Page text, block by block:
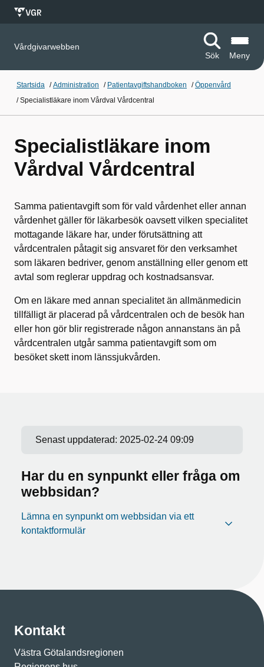
Vårdgivarwebben
Sök
Meny
Startsida /Administration / Patientavgiftshandboken /Öppenvård
/Specialistläkare inom Vårdval Vårdcentral
Specialistläkare inom
Vårdval Vårdcentral
Samma patientavgift som för vald vårdenhet eller annan
vårdenhet gäller för läkarbesök oavsett vilken specialitet
mottagande läkare har, under förutsättning att
vårdcentralen påtagit sig ansvaret för den verksamhet
som läkaren bedriver, genom anställning eller genom ett
avtal som reglerar uppdrag och kostnadsansvar.
Om en läkare med annan specialitet än allmänmedicin
tillfälligt är placerad på vårdcentralen och de besök han
eller hon gör blir registrerade någon annanstans än på
vårdcentralen utgår samma patientavgift som om
besöket skett inom länssjukvården.
Senast uppdaterad: 2025-02-24 09:09
Har du en synpunkt eller fråga om
webbsidan?
Lämna en synpunkt om webbsidan via ett
kontaktformulär
Kontakt
Västra Götalandsregionen